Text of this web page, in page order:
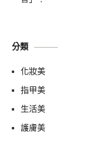
分類
化妝美
指甲美
生活美
護膚美